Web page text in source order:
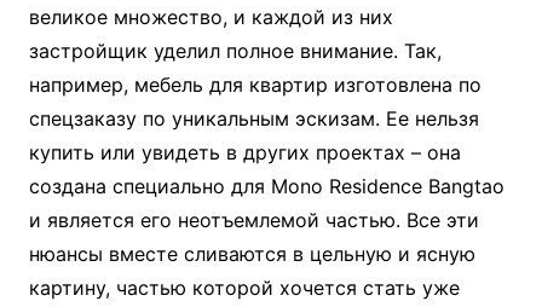
великое множество, и каждой из них
застройщик уделил полное внимание. Так,
например, мебель для квартир изготовлена по
спецзаказу по уникальным эскизам. Ее нельзя
купить или увидеть в других проектах – она
создана специально для Mono Residence Bangtao
и является его неотъемлемой частью. Все эти
нюансы вместе сливаются в цельную и ясную
картину, частью которой хочется стать уже